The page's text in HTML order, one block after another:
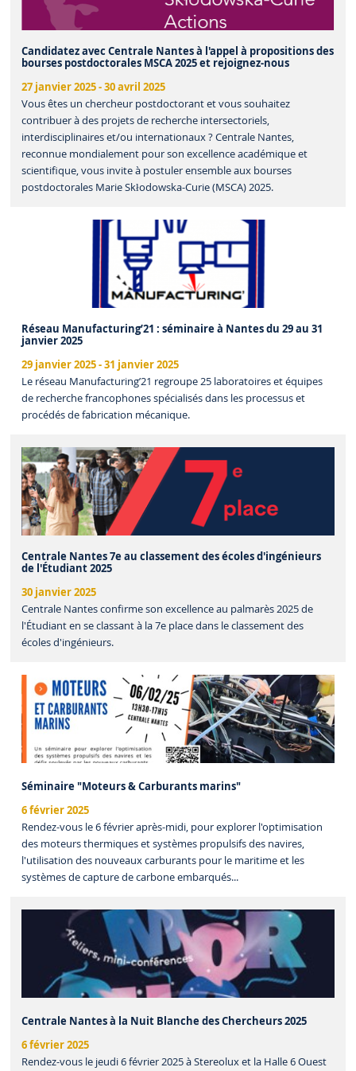
Candidatez avec Centrale Nantes à l'appel à propositions des
bourses postdoctorales MSCA 2025 et rejoignez-nous
27 janvier 2025-30 avril 2025
Vous êtes un chercheur postdoctorant et vous souhaitez
contribuer à des projets de recherche intersectoriels,
interdisciplinaires et/ou internationaux ? Centrale Nantes,
reconnue mondialement pour son excellence académique et
scientifique, vous invite à postuler ensemble aux bourses
postdoctorales Marie Skłodowska-Curie (MSCA) 2025.
Réseau Manufacturing’21 : séminaire à Nantes du 29 au 31
janvier 2025
29 janvier 2025-31 janvier 2025
Le réseau Manufacturing’21 regroupe 25 laboratoires et équipes
de recherche francophones spécialisés dans les processus et
procédés de fabrication mécanique.
Centrale Nantes 7e au classement des écoles d'ingénieurs
de l'Étudiant 2025
30 janvier 2025
Centrale Nantes confirme son excellence au palmarès 2025 de
l'Étudiant en se classant à la 7e place dans le classement des
écoles d'ingénieurs.
Séminaire "Moteurs & Carburants marins"
6 février 2025
Rendez-vous le 6 février après-midi, pour explorer l'optimisation
des moteurs thermiques et systèmes propulsifs des navires,
l'utilisation des nouveaux carburants pour le maritime et les
systèmes de capture de carbone embarqués...
Centrale Nantes à la Nuit Blanche des Chercheurs 2025
6 février 2025
Rendez-vous le jeudi 6 février 2025 à Stereolux et la Halle 6 Ouest